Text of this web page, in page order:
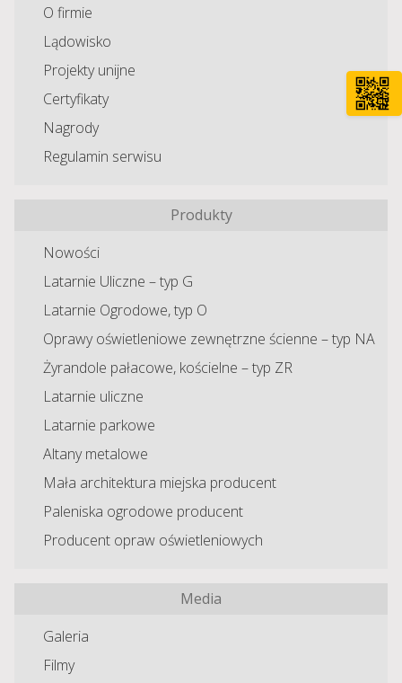
O firmie
Lądowisko
Projekty unijne
Certyfikaty
Nagrody
Regulamin serwisu
Produkty
Nowości
Latarnie Uliczne – typ G
Latarnie Ogrodowe, typ O
Oprawy oświetleniowe zewnętrzne ścienne – typ NA
Żyrandole pałacowe, kościelne – typ ZR
Latarnie uliczne
Latarnie parkowe
Altany metalowe
Mała architektura miejska producent
Paleniska ogrodowe producent
Producent opraw oświetleniowych
Media
Galeria
Filmy